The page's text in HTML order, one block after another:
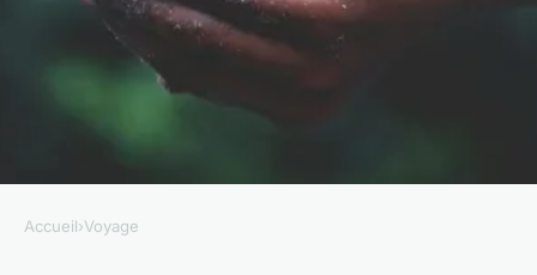
VOYAGE
Accueil›Voyage